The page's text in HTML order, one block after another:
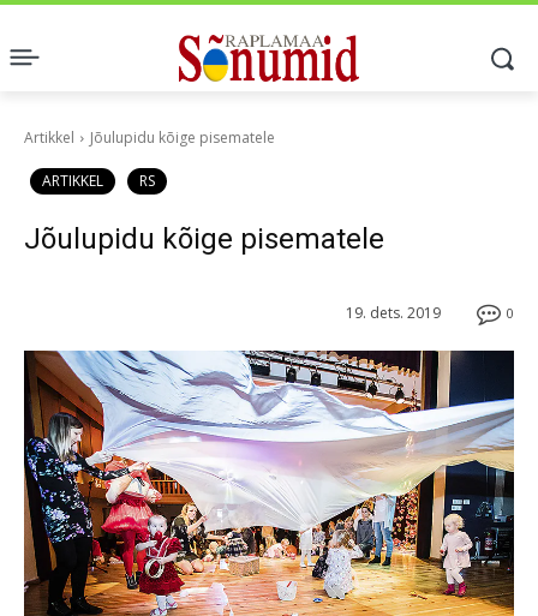
Artikkel Jõulupidu kõige pisematele
ARTIKKEL RS
Jõulupidu kõige pisematele
0
19. dets. 2019